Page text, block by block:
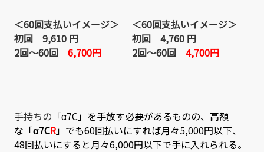
＜60回支払いイメージ＞
初回 9,610 円
2回～60回 6,700円
＜60回支払いイメージ＞
初回 4,760 円
2回～60回 4,700円
手持ちの 「α7C」を手放す必要があるものの、高額
な 「α7CR」でも60回払いにすれば月々5,000円以下、
48回払いにすると月々6,000円以下で手に入れられる。